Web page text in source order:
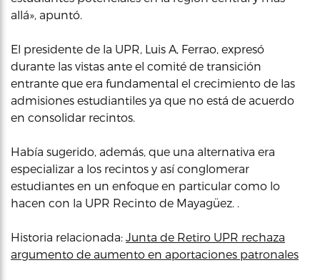
allá», apuntó.
El presidente de la UPR, Luis A, Ferrao, expresó
durante las vistas ante el comité de transición
entrante que era fundamental el crecimiento de las
admisiones estudiantiles ya que no está de acuerdo
en consolidar recintos.
Había sugerido, además, que una alternativa era
especializar a los recintos y así conglomerar
estudiantes en un enfoque en particular como lo
hacen con la UPR Recinto de Mayagüez. .
Historia relacionada: Junta de Retiro UPR rechaza
argumento de aumento en aportaciones patronales